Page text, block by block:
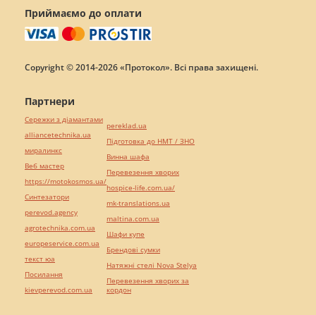
Приймаємо до оплати
Copyright © 2014-2026 «Протокол». Всі права захищені.
Партнери
Сережки з діамантами
alliancetechnika.ua
миралинкс
Веб мастер
https://motokosmos.ua/
Синтезатори
perevod.agency
agrotechnika.com.ua
europeservice.com.ua
текст юа
Посилання
kievperevod.com.ua
pereklad.ua
Підготовка до НМТ / ЗНО
Винна шафа
Перевезення хворих
hospice-life.com.ua/
mk-translations.ua
maltina.com.ua
Шафи купе
Брендові сумки
Натяжні стелі Nova Stelya
Перевезення хворих за
кордон